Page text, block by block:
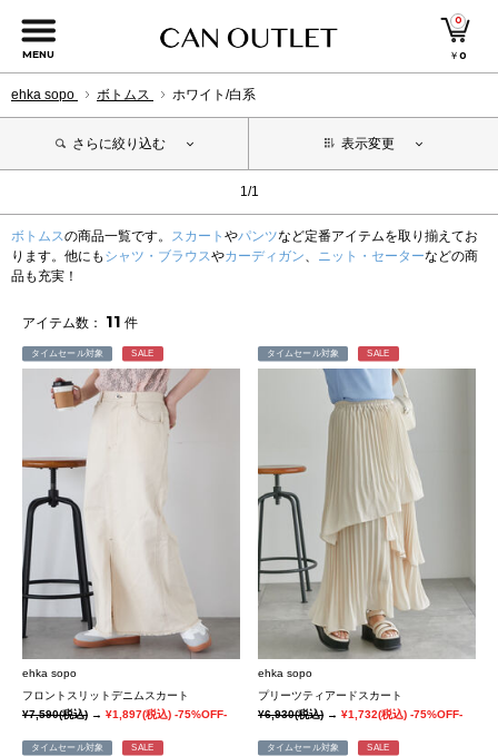
MENU
0
￥0
ehka sopo ボトムス ホワイト/白系
さらに絞り込む 表示変更
1/1
ボトムスの商品一覧です。 スカート やパンツなど定番アイテムを取り揃えてお
ります。他にも シャツ・ブラウスやカーディガン、 ニット・セーターなどの商
品も充実！
アイテム数： 11 件
タイムセール対象 SALE
ehka sopo
フロントスリットデニムスカート
¥7,590(税込) → ¥1,897(税込) -75%OFF-
タイムセール対象 SALE
ehka sopo
プリーツティアードスカート
¥6,930(税込)→¥1,732(税込) -75%OFF-
タイムセール対象 SALE タイムセール対象 SALE